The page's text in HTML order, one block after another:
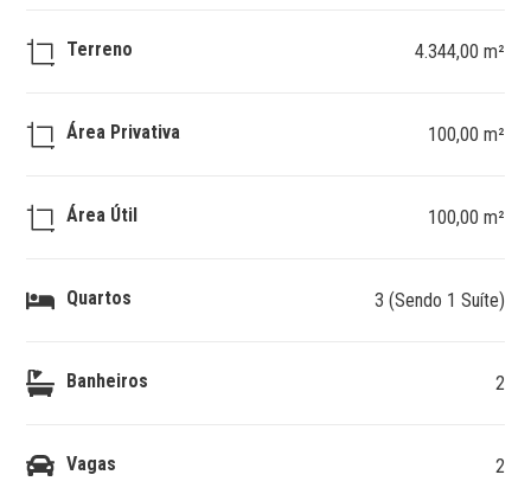
Terreno 4.344,00 m²
Área Privativa 100,00 m²
Área Útil 100,00 m²
Quartos 3 (Sendo 1 Suíte)
Banheiros 2
Vagas 2